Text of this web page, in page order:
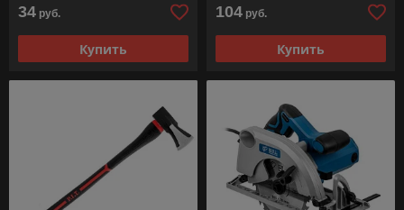
34 руб.
Купить
104 руб.
Купить